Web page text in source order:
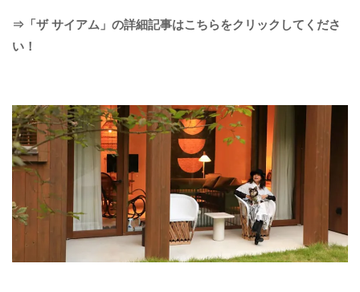
⇒「ザ サイアム」の詳細記事はこちらをクリックしてくださ
い！